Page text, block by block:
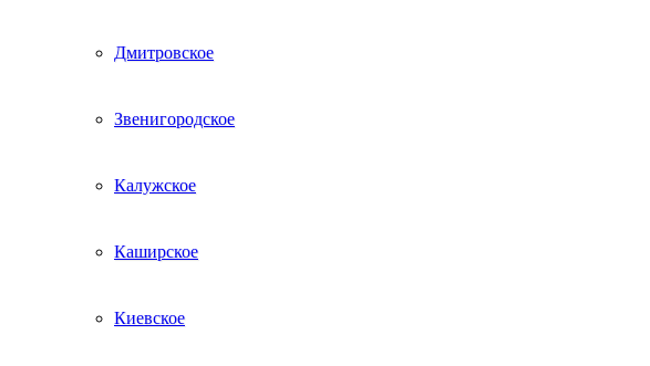
Дмитровское
Звенигородское
Калужское
Каширское
Киевское